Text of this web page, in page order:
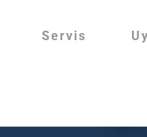
Servis